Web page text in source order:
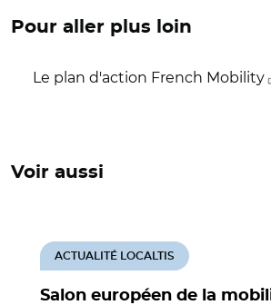
Pour aller plus loin
Le plan d'action French Mobility
Voir aussi
Salon européen de la
ACTUALITÉ LOCALTIS